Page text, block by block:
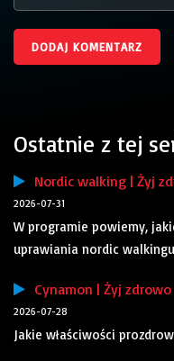
Ostatnie z tej
Nordic walking | Żyj
2026-07-31
W programie powiemy,
uprawiania nordic
Cynamon | Żyj zdrowo
2026-07-28
Jakie właściwości